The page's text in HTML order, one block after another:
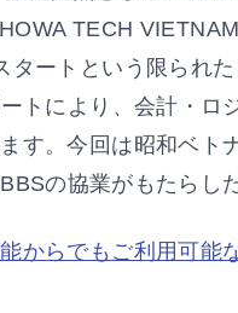
導入事
産管理システム・ア
TECH
ートという限られ
トにより、会計・ロ
す。今回は昭和ベト
の協業がもたらし
からでもご利用可能